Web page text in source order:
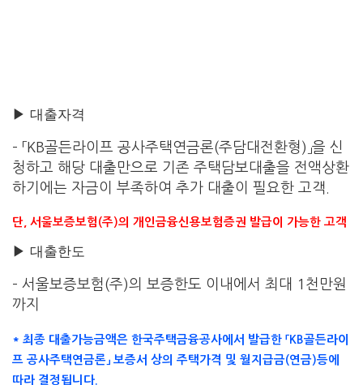
▶ 대출자격
– 「KB골든라이프 공사주택연금론(주담대전환형)」을 신
청하고 해당 대출만으로 기존 주택담보대출을 전액상환
하기에는 자금이 부족하여 추가 대출이 필요한 고객.
단, 서울보증보험(주)의 개인금융신용보험증권 발급이 가능한 고객
▶ 대출한도
– 서울보증보험(주)의 보증한도 이내에서 최대 1천만원
까지
* 최종 대출가능금액은 한국주택금융공사에서 발급한 「KB골든라이
프 공사주택연금론」 보증서 상의 주택가격 및 월지급금(연금)등에
따라 결정됩니다.